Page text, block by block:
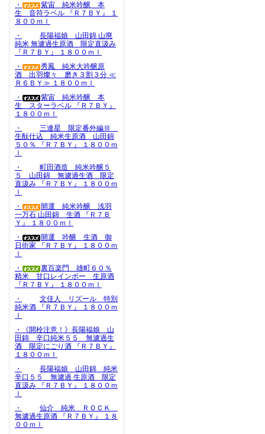
・
紫宙 純米吟醸 本
生 音符ラベル 『Ｒ７ＢＹ』 １
８００ｍｌ
・
長陽福娘 山田錦 山廃
純米 無濾過生原酒 限定直汲み
『Ｒ７ＢＹ』 １８００ｍｌ
・
秀鳳 純米大吟醸原
酒 出羽燦々 磨き３割３分 ≪
Ｒ６ＢＹ≫ １８００ｍｌ
・
紫宙 純米吟醸 本
生 スターラベル 『Ｒ７ＢＹ』
１８００ｍｌ
・
三連星 限定番外編Ⅲ
生酛仕込 純米生原酒 山田錦
５０％ 『Ｒ７ＢＹ』 １８００ｍ
ｌ
・
町田酒造 純米吟醸５
５ 山田錦 無濾過生酒 限定
直汲み 『Ｒ７ＢＹ』 １８００ｍ
ｌ
・
開運 純米吟醸 浅羽
一万石 山田錦 生酒 『Ｒ７Ｂ
Ｙ』 １８００ｍｌ
・
開運 吟醸 生酒 御
日街家 『Ｒ７ＢＹ』 １８００ｍ
ｌ
・
裏百楽門 雄町６０％
精米 甘口レインボー 生原酒
『Ｒ７ＢＹ』 １８００ｍｌ
・
文佳人 リズール 特別
純米酒 『Ｒ７ＢＹ』 １８００ｍ
ｌ
・《開栓注意！》長陽福娘 山
田錦 辛口純米５５ 無濾過生
酒 限定にごり酒 『Ｒ７ＢＹ』
１８００ｍｌ
・
長陽福娘 山田錦 純米
辛口５５ 無濾過 生原酒 限定
直汲み 『Ｒ７ＢＹ』 １８００ｍ
ｌ
・
仙介 純米 ＲＯＣＫ
無濾過生原酒 『Ｒ７ＢＹ』 １８
００ｍｌ